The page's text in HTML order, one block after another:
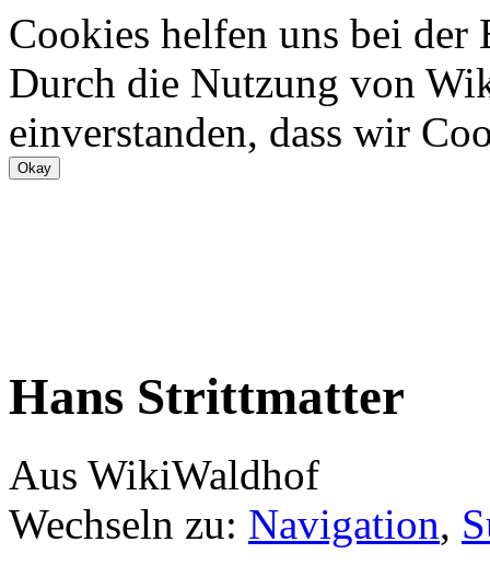
Cookies helfen uns bei
Durch die Nutzung von
einverstanden, dass wir
Hans Strittmatter
Aus WikiWaldhof
Wechseln zu: Navigation,